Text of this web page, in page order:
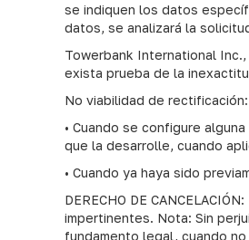
se indiquen los datos
datos, se analizará la
Towerbank International
exista prueba de la
No viabilidad de
• Cuando se configure
que la desarrolle, cuando
• Cuando ya haya sido
DERECHO DE
impertinentes. Nota: Sin
fundamento legal, cuando